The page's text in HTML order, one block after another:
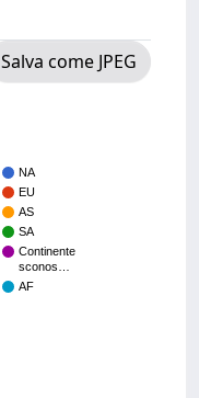
Salva come JPEG
NA
EU
AS
SA
Continente
sconos…
AF